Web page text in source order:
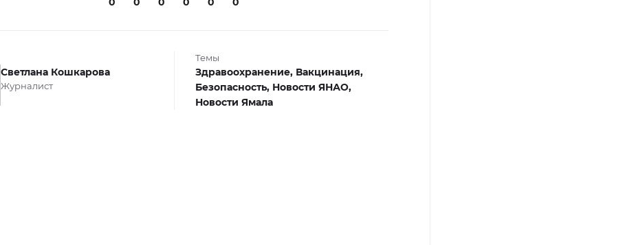
Светлана Кошкарова
Журналист
Темы
Здравоохранение, Вакцинация,
Безопасность, Новости ЯНАО,
Новости Ямала